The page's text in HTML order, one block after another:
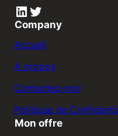
LinkedIn Twitter
Company
Accueil
A propos
Contactez-moi
Politique de
Mon offre